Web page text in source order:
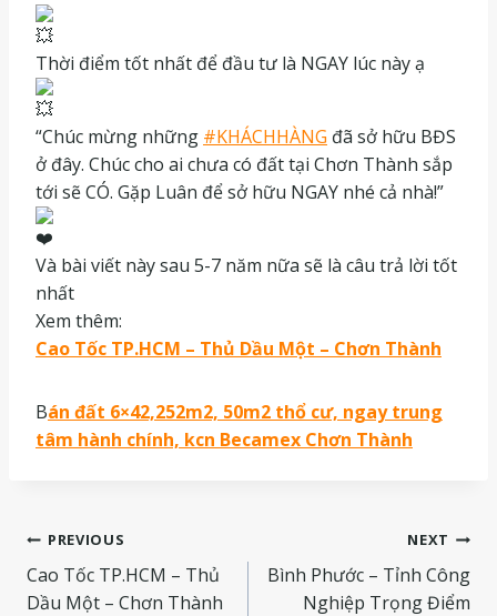
Thời điểm tốt nhất để đầu tư là NGAY lúc này ạ
“Chúc mừng những #KHÁCHHÀNG đã sở hữu BĐS
ở đây. Chúc cho ai chưa có đất tại Chơn Thành sắp
tới sẽ CÓ. Gặp Luân để sở hữu NGAY nhé cả nhà!”
Và bài viết này sau 5-7 năm nữa sẽ là câu trả lời tốt
nhất
Xem thêm:
Cao Tốc TP.HCM – Thủ Dầu Một – Chơn Thành
Bán đất 6×42,252m2, 50m2 thổ cư, ngay trung
tâm hành chính, kcn Becamex Chơn Thành
Điều
hướng
PREVIOUS
Cao Tốc TP.HCM – Thủ
Dầu Một – Chơn Thành
NEXT
Bình Phước – Tỉnh Công
Nghiệp Trọng Điểm